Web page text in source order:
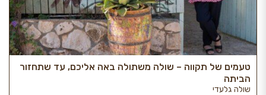
טעמים של תקווה – שולה משתולה באה אליכם, עד שתחזור
הביתה
שולה גלעדי